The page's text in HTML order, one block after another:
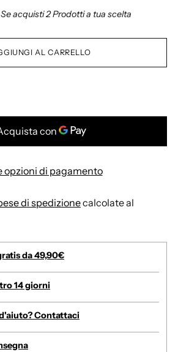
Se acquisti 2 Prodotti a tua scelta
AL CARRELLO
opzioni di pagamento
di spedizionecalcolate al
da 49,90€
14 giorni
Contattaci